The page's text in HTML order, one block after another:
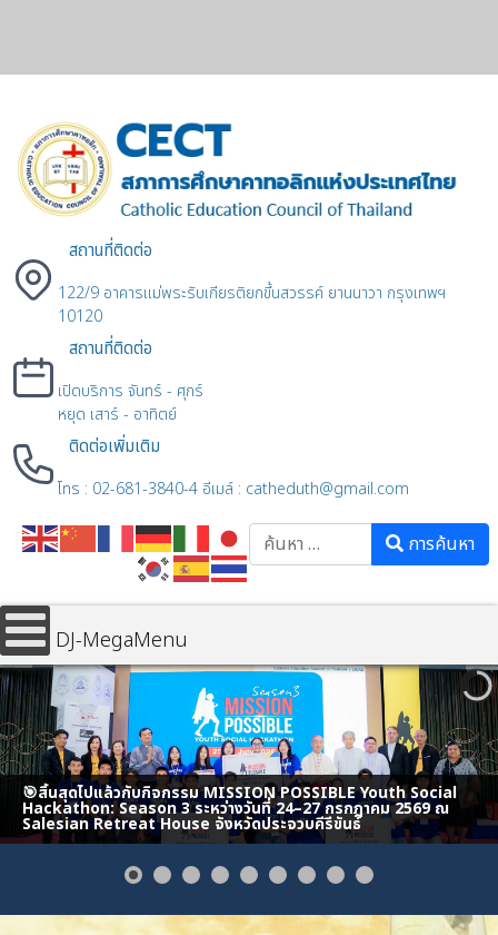
สถานที่ติดต่อ
122/9 อาคารแม่พระรับเกียรติยกขึ้นสวรรค์ ยานนาวา กรุงเทพฯ
10120
สถานที่ติดต่อ
เปิดบริการ จันทร์ - ศุกร์
หยุด เสาร์ - อาทิตย์
ติดต่อเพิ่มเติม
โทร : 02-681-3840-4 อีเมล์ : catheduth@gmail.com
Searchการค้นหา
DJ-MegaMenu
🎯สิ้นสุดไปแล้วกับกิจกรรม MISSION POSSIBLE Youth Social
Hackathon: Season 3 ระหว่างวันที่ 24–27 กรกฎาคม 2569 ณ
Salesian Retreat House จังหวัดประจวบคีรีขันธ์